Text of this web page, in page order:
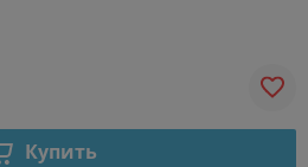
Купить